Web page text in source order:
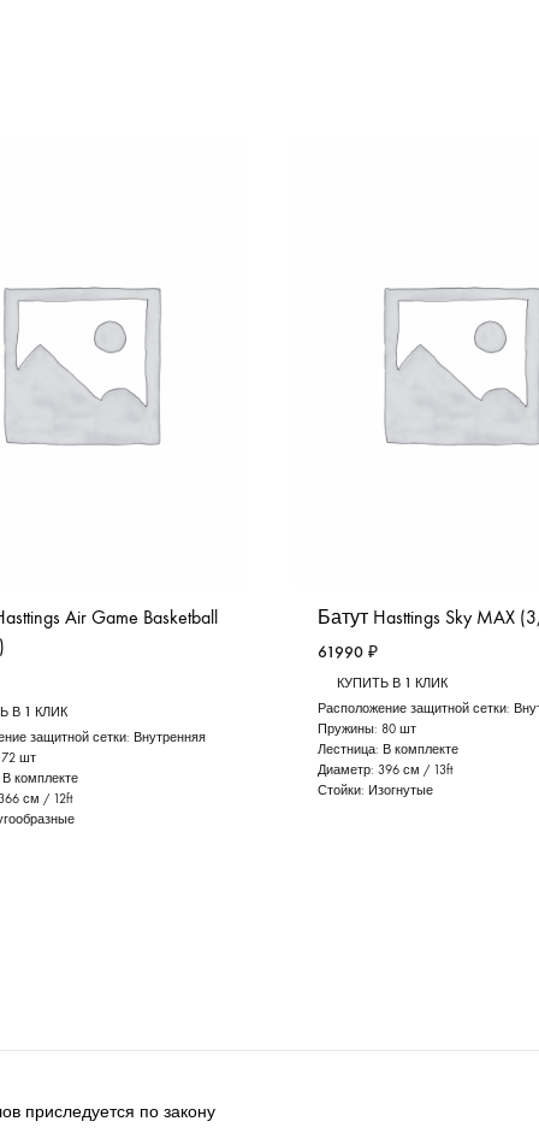
Air Game Basketball
В 1 КЛИК
защитной сетки: Внутренняя
72 шт
В комплекте
см / 12ft
Батут Hasttings Sky MAX
61990 ₽
КУПИТЬ В 1 КЛИК
Расположение защитной сетки:
Пружины: 80 шт
Лестница: В комплекте
Диаметр: 396 см / 13ft
Стойки: Изогнутые
приследуется по закону